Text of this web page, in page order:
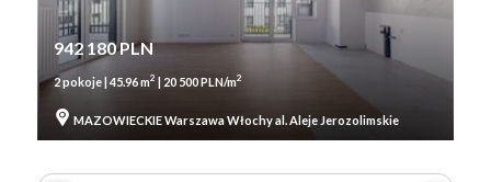
942 180 PLN
2 pokoje | 45.96 m2 | 20 500 PLN/m2
MAZOWIECKIE Warszawa Włochy al. Aleje Jerozolimskie